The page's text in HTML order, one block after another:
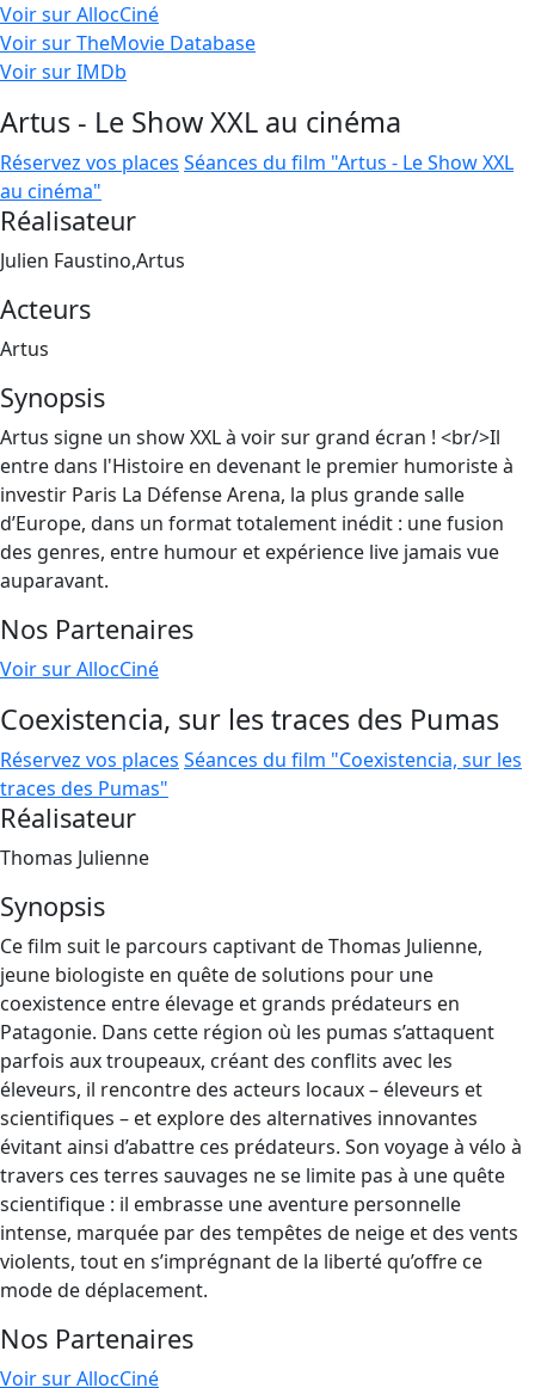
Voir sur AllocCiné
Voir sur TheMovie Database
Voir sur IMDb
Artus - Le Show XXL au cinéma
Réservez vos places Séances du film "Artus - Le Show XXL
au cinéma"
Réalisateur
Julien Faustino,Artus
Acteurs
Artus
Synopsis
Artus signe un show XXL à voir sur grand écran ! <br/>Il
entre dans l'Histoire en devenant le premier humoriste à
investir Paris La Défense Arena, la plus grande salle
d’Europe, dans un format totalement inédit : une fusion
des genres, entre humour et expérience live jamais vue
auparavant.
Nos Partenaires
Voir sur AllocCiné
Coexistencia, sur les traces des Pumas
Réservez vos places Séances du film "Coexistencia, sur les
traces des Pumas"
Réalisateur
Thomas Julienne
Synopsis
Ce film suit le parcours captivant de Thomas Julienne,
jeune biologiste en quête de solutions pour une
coexistence entre élevage et grands prédateurs en
Patagonie. Dans cette région où les pumas s’attaquent
parfois aux troupeaux, créant des conflits avec les
éleveurs, il rencontre des acteurs locaux – éleveurs et
scientifiques – et explore des alternatives innovantes
évitant ainsi d’abattre ces prédateurs. Son voyage à vélo à
travers ces terres sauvages ne se limite pas à une quête
scientifique : il embrasse une aventure personnelle
intense, marquée par des tempêtes de neige et des vents
violents, tout en s’imprégnant de la liberté qu’offre ce
mode de déplacement.
Nos Partenaires
Voir sur AllocCiné